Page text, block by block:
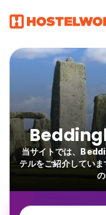
当サイトでは、
テルをご紹介してい